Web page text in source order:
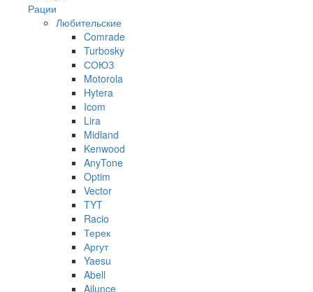
Рации
Любительские
Comrade
Turbosky
СОЮЗ
Motorola
Hytera
Icom
Lira
Midland
Kenwood
AnyTone
Optim
Vector
TYT
Racio
Терек
Аргут
Yaesu
Abell
Ailunce